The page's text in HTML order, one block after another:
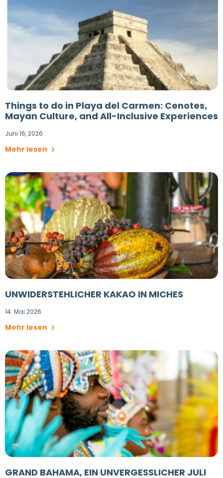
Things to do in Playa del Carmen: Cenotes,
Mayan Culture, and All-Inclusive Experiences
Juni 16, 2026
Mehr lesen
UNWIDERSTEHLICHER KAKAO IN MICHES
14. Mai 2026
Mehr lesen
GRAND BAHAMA, EIN UNVERGESSLICHER JULI